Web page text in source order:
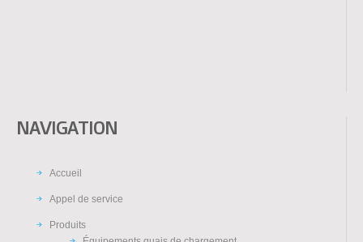
NAVIGATION
Accueil
Appel de service
Produits